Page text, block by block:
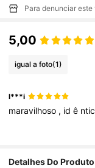
Para denunciar
5,00
igual a foto(1)
l***i
maravilhoso , idê
Detalhes Do Produto